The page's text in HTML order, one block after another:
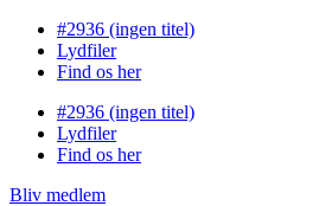
#2936 (ingen titel)
Lydfiler
Find os her
#2936 (ingen titel)
Lydfiler
Find os her
Bliv medlem